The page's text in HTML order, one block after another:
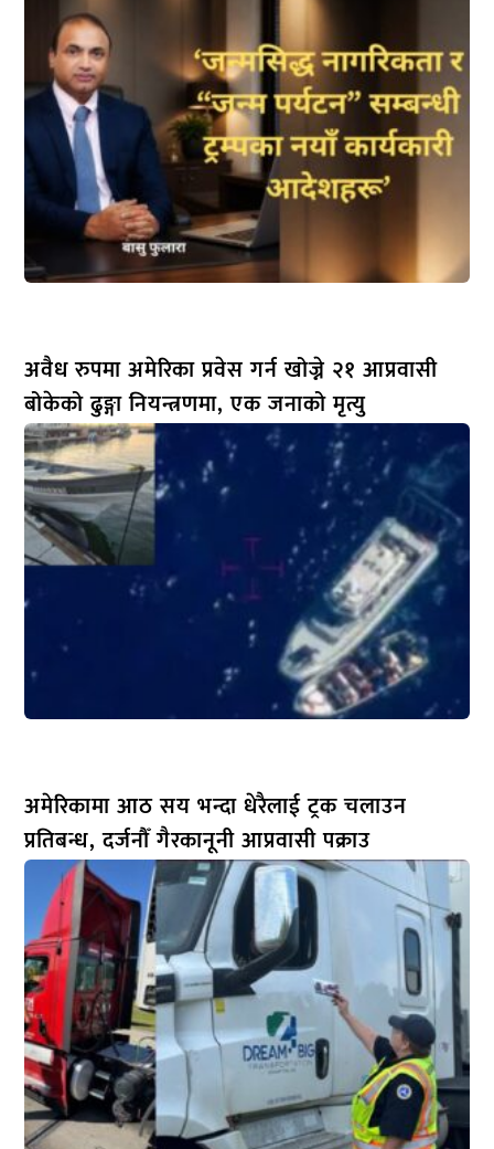
अवैध रुपमा अमेरिका प्रवेस गर्न खोज्ने २१ आप्रवासी
बोकेको ढुङ्गा नियन्त्रणमा, एक जनाको मृत्यु
अमेरिकामा आठ सय भन्दा धेरैलाई ट्रक चलाउन
प्रतिबन्ध, दर्जनौँ गैरकानूनी आप्रवासी पक्राउ